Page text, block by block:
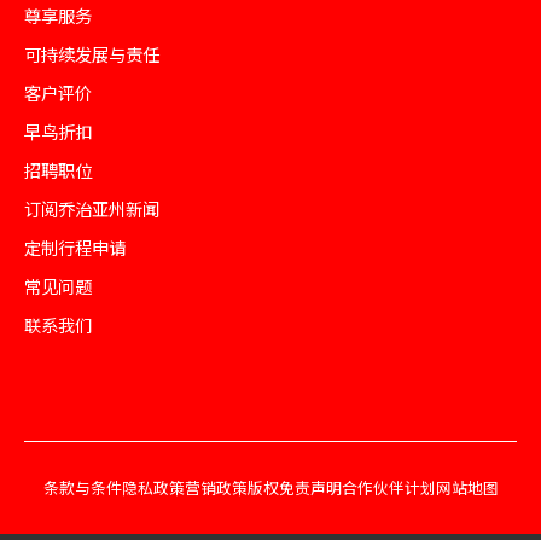
尊享服务
可持续发展与责任
客户评价
早鸟折扣
招聘职位
订阅乔治亚州新闻
定制行程申请
常见问题
联系我们
条款与条件隐私政策营销政策版权免责声明合作伙伴计划网站地图